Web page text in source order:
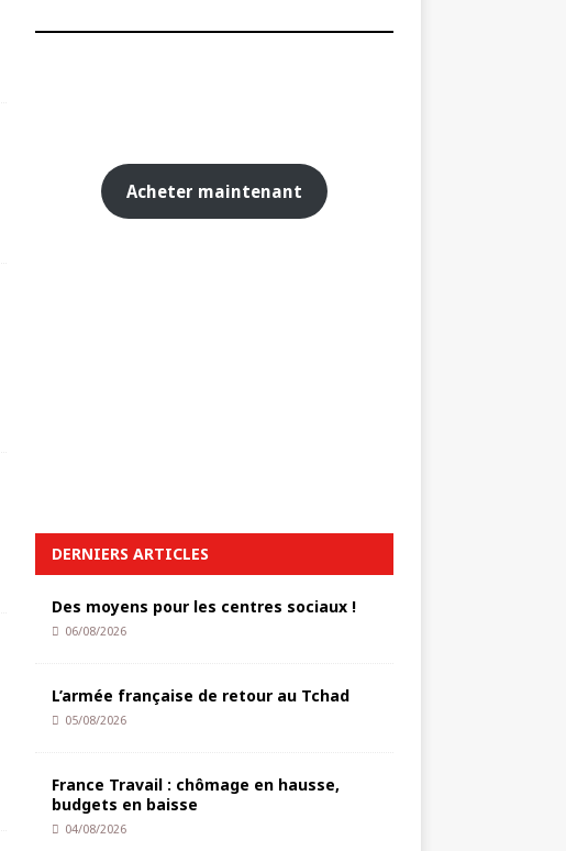
Acheter maintenant
DERNIERS ARTICLES
Des moyens pour les centres sociaux !
06/08/2026
L’armée française de retour au Tchad
05/08/2026
France Travail : chômage en hausse,
budgets en baisse
04/08/2026